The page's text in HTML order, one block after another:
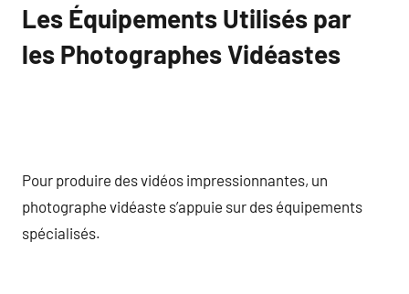
Les Équipements Utilisés par
les Photographes Vidéastes
Pour produire des vidéos impressionnantes, un
photographe vidéaste s’appuie sur des équipements
spécialisés.